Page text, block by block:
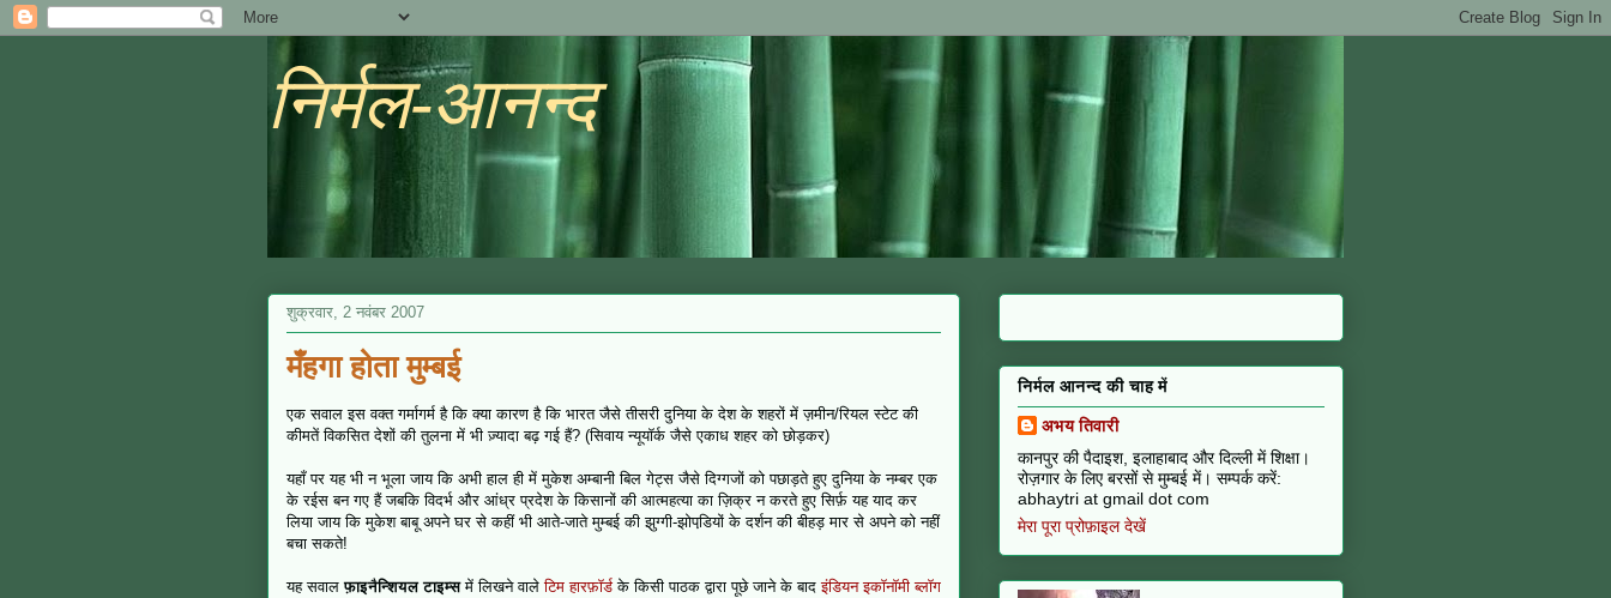
निर्मल-आनन्द
शुक्रवार, 2 नवंबर 2007
मँहगा होता मुम्बई
एक सवाल इस वक्त गर्मागर्म है कि क्या कारण है कि भारत जैसे तीसरी दुनिया के देश के शहरों में ज़मीन/रियल स्टेट की
कीमतें विकसित देशों की तुलना में भी ज़्यादा बढ़ गई हैं? (सिवाय न्यूयॉर्क जैसे एकाध शहर को छोड़कर)
यहाँ पर यह भी न भूला जाय कि अभी हाल ही में मुकेश अम्बानी बिल गेट्स जैसे दिग्गजों को पछाड़ते हुए दुनिया के नम्बर एक
के रईस बन गए हैं जबकि विदर्भ और आंध्र प्रदेश के किसानों की आत्महत्या का ज़िक्र न करते हुए सिर्फ़ यह याद कर
लिया जाय कि मुकेश बाबू अपने घर से कहीं भी आते-जाते मुम्बई की झुग्गी-झोपडि़यों के दर्शन की बीहड़ मार से अपने को नहीं
बचा सकते!
यह सवालफ़ाइनैन्शियल टाइम्समें लिखने वालेटिम हारफ़ॉर्डके किसी पाठक द्वारा पूछे जाने के बादइंडियन इकॉनॉमी ब्लॉग
निर्मल आनन्द की चाह में
अभय तिवारी
कानपुर की पैदाइश, इलाहाबाद और दिल्ली में शिक्षा।
रोज़गार के लिए बरसों से मुम्बई में। सम्पर्क करें:
abhaytri at gmail dot com
मेरा पूरा प्रोफ़ाइल देखें